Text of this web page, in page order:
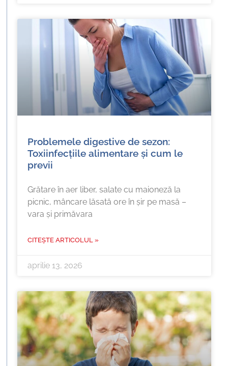
Problemele digestive de sezon:
Toxiinfecțiile alimentare și cum le
previi
Grătare în aer liber, salate cu maioneză la
picnic, mâncare lăsată ore în șir pe masă –
vara și primăvara
CITEȘTE ARTICOLUL »
aprilie 13, 2026